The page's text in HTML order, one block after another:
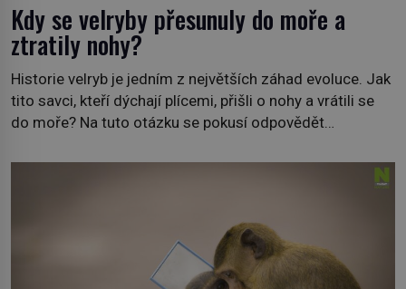
Kdy se velryby přesunuly do moře a
ztratily nohy?
Historie velryb je jedním z největších záhad evoluce. Jak
tito savci, kteří dýchají plícemi, přišli o nohy a vrátili se
do moře? Na tuto otázku se pokusí odpovědět
premiéru ve čtvrtek 29. února ve 20:00 na televizní